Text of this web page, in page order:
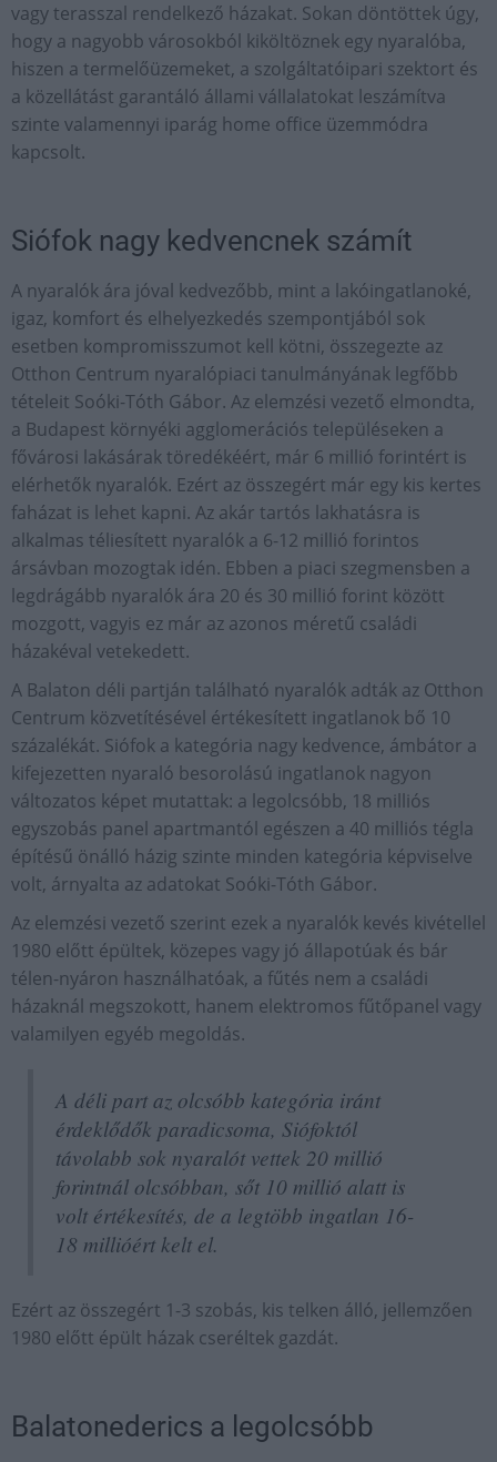
vagy terasszal rendelkező házakat. Sokan döntöttek úgy,
hogy a nagyobb városokból kiköltöznek egy nyaralóba,
hiszen a termelőüzemeket, a szolgáltatóipari szektort és
a közellátást garantáló állami vállalatokat leszámítva
szinte valamennyi iparág home office üzemmódra
kapcsolt.
Siófok nagy kedvencnek számít
A nyaralók ára jóval kedvezőbb, mint a lakóingatlanoké,
igaz, komfort és elhelyezkedés szempontjából sok
esetben kompromisszumot kell kötni, összegezte az
Otthon Centrum nyaralópiaci tanulmányának legfőbb
tételeit Soóki-Tóth Gábor. Az elemzési vezető elmondta,
a Budapest környéki agglomerációs településeken a
fővárosi lakásárak töredékéért, már 6 millió forintért is
elérhetők nyaralók. Ezért az összegért már egy kis kertes
faházat is lehet kapni. Az akár tartós lakhatásra is
alkalmas téliesített nyaralók a 6-12 millió forintos
ársávban mozogtak idén. Ebben a piaci szegmensben a
legdrágább nyaralók ára 20 és 30 millió forint között
mozgott, vagyis ez már az azonos méretű családi
házakéval vetekedett.
A Balaton déli partján található nyaralók adták az Otthon
Centrum közvetítésével értékesített ingatlanok bő 10
százalékát. Siófok a kategória nagy kedvence, ámbátor a
kifejezetten nyaraló besorolású ingatlanok nagyon
változatos képet mutattak: a legolcsóbb, 18 milliós
egyszobás panel apartmantól egészen a 40 milliós tégla
építésű önálló házig szinte minden kategória képviselve
volt, árnyalta az adatokat Soóki-Tóth Gábor.
Az elemzési vezető szerint ezek a nyaralók kevés kivétellel
1980 előtt épültek, közepes vagy jó állapotúak és bár
télen-nyáron használhatóak, a fűtés nem a családi
házaknál megszokott, hanem elektromos fűtőpanel vagy
valamilyen egyéb megoldás.
A déli part az olcsóbb kategória iránt
érdeklődők paradicsoma, Siófoktól
távolabb sok nyaralót vettek 20 millió
forintnál olcsóbban, sőt 10 millió alatt is
volt értékesítés, de a legtöbb ingatlan 16-
18 millióért kelt el.
Ezért az összegért 1-3 szobás, kis telken álló, jellemzően
1980 előtt épült házak cseréltek gazdát.
Balatonederics a legolcsóbb